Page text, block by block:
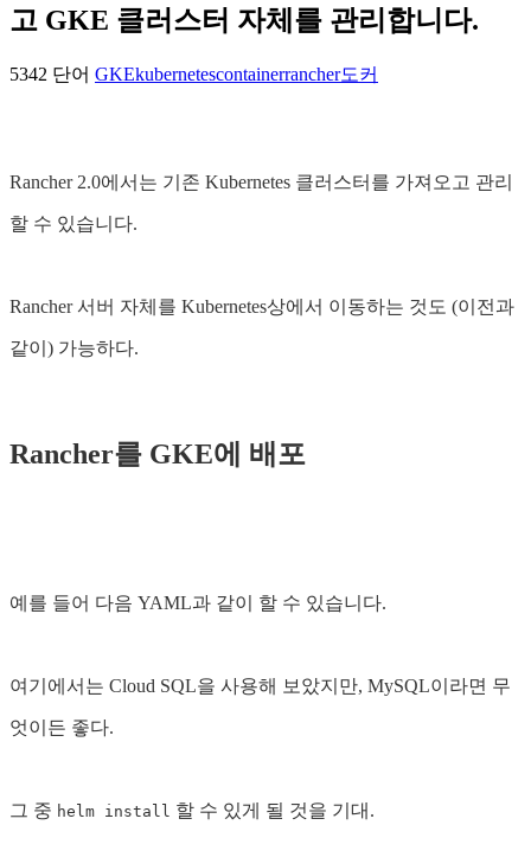
고 GKE 클러스터 자체를 관리합니다.
5342 단어 GKEkubernetescontainerrancher도커
Rancher 2.0에서는 기존 Kubernetes 클러스터를 가져오고 관리
할 수 있습니다.
Rancher 서버 자체를 Kubernetes상에서 이동하는 것도 (이전과
같이) 가능하다.
Rancher를 GKE에 배포
예를 들어 다음 YAML과 같이 할 수 있습니다.
여기에서는 Cloud SQL을 사용해 보았지만, MySQL이라면 무
엇이든 좋다.
그 중 helm install 할 수 있게 될 것을 기대.